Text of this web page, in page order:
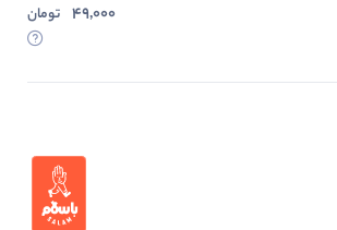
49,000 تومان